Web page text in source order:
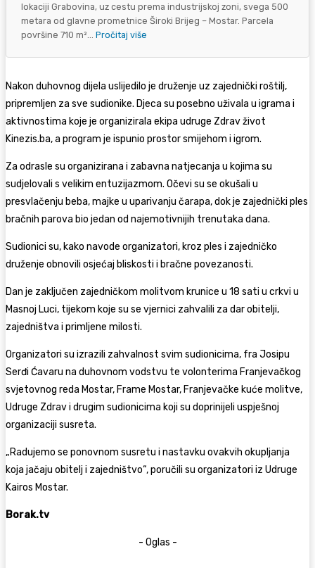
lokaciji Grabovina, uz cestu prema industrijskoj zoni, svega 500
metara od glavne prometnice Široki Brijeg – Mostar. Parcela
površine 710 m²... Pročitaj više
Nakon duhovnog dijela uslijedilo je druženje uz zajednički roštilj,
pripremljen za sve sudionike. Djeca su posebno uživala u igrama i
aktivnostima koje je organizirala ekipa udruge Zdrav život
Kinezis.ba, a program je ispunio prostor smijehom i igrom.
Za odrasle su organizirana i zabavna natjecanja u kojima su
sudjelovali s velikim entuzijazmom. Očevi su se okušali u
presvlačenju beba, majke u uparivanju čarapa, dok je zajednički ples
bračnih parova bio jedan od najemotivnijih trenutaka dana.
Sudionici su, kako navode organizatori, kroz ples i zajedničko
druženje obnovili osjećaj bliskosti i bračne povezanosti.
Dan je zaključen zajedničkom molitvom krunice u 18 sati u crkvi u
Masnoj Luci, tijekom koje su se vjernici zahvalili za dar obitelji,
zajedništva i primljene milosti.
Organizatori su izrazili zahvalnost svim sudionicima, fra Josipu
Serđi Ćavaru na duhovnom vodstvu te volonterima Franjevačkog
svjetovnog reda Mostar, Frame Mostar, Franjevačke kuće molitve,
Udruge Zdrav i drugim sudionicima koji su doprinijeli uspješnoj
organizaciji susreta.
„Radujemo se ponovnom susretu i nastavku ovakvih okupljanja
koja jačaju obitelj i zajedništvo“, poručili su organizatori iz Udruge
Kairos Mostar.
Borak.tv
- Oglas -